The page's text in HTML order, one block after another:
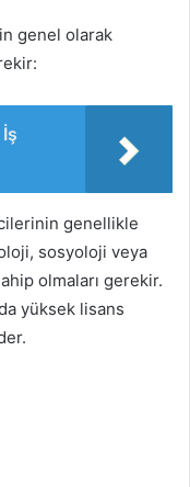
genel olarak
genellikle
sosyoloji veya
olmaları gerekir.
yüksek lisans